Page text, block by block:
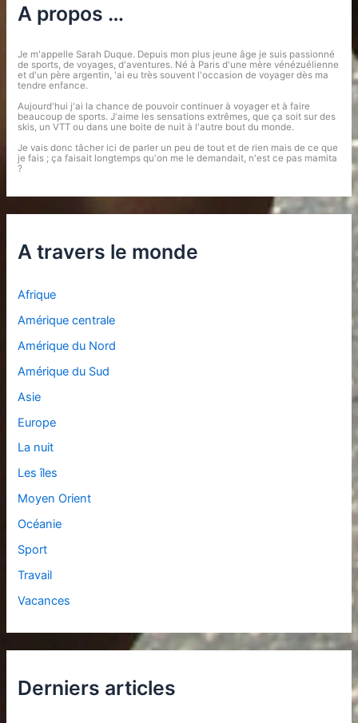
A propos …
Je m'appelle Sarah Duque. Depuis mon plus jeune âge je suis passionné
de sports, de voyages, d'aventures. Né à Paris d'une mère vénézuélienne
et d'un père argentin, 'ai eu très souvent l'occasion de voyager dès ma
tendre enfance.
Aujourd'hui j'ai la chance de pouvoir continuer à voyager et à faire
beaucoup de sports. J'aime les sensations extrêmes, que ça soit sur des
skis, un VTT ou dans une boite de nuit à l'autre bout du monde.
Je vais donc tâcher ici de parler un peu de tout et de rien mais de ce que
je fais ; ça faisait longtemps qu'on me le demandait, n'est ce pas mamita
?
A travers le monde
Afrique
Amérique centrale
Amérique du Nord
Amérique du Sud
Asie
Europe
La nuit
Les îles
Moyen Orient
Océanie
Sport
Travail
Vacances
Derniers articles